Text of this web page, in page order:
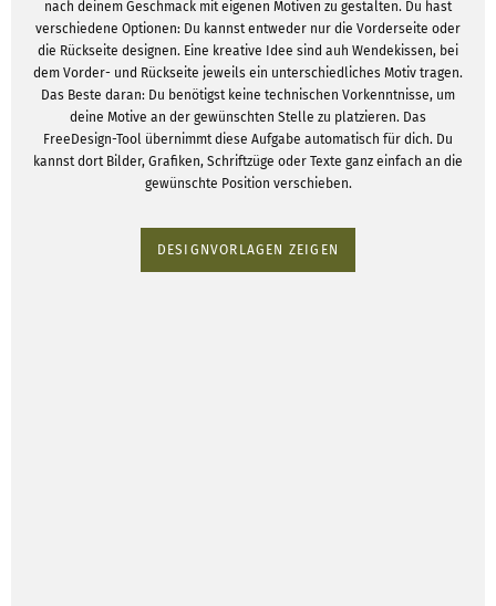
nach deinem Geschmack mit eigenen Motiven zu gestalten. Du hast
verschiedene Optionen: Du kannst entweder nur die Vorderseite oder
die Rückseite designen. Eine kreative Idee sind auh Wendekissen, bei
dem Vorder- und Rückseite jeweils ein unterschiedliches Motiv tragen.
Das Beste daran: Du benötigst keine technischen Vorkenntnisse, um
deine Motive an der gewünschten Stelle zu platzieren. Das
FreeDesign-Tool übernimmt diese Aufgabe automatisch für dich. Du
kannst dort Bilder, Grafiken, Schriftzüge oder Texte ganz einfach an die
gewünschte Position verschieben.
DESIGNVORLAGEN ZEIGEN